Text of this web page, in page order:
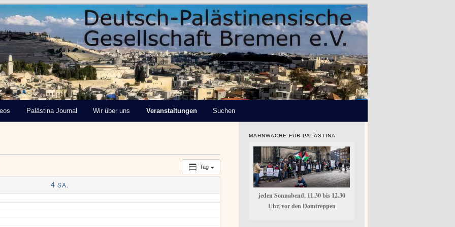
Gesellschaft
Palästina Journal Wir über uns Veranstaltungen Suchen
Tag
4 SA.
MAHNWACHE FÜR PALÄSTINA
jeden Sonnabend, 11.30 bis 12.30
Uhr, vor den Domtreppen